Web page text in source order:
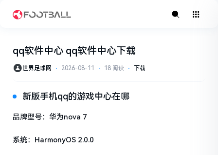
qq软件中心 qq软件中心下载
世界足球网 ⋅ 2026-08-11 ⋅ 18 阅读 ⋅ 下载
新版手机qq的游戏中心在哪
品牌型号：华为nova 7
系统：HarmonyOS 2.0.0